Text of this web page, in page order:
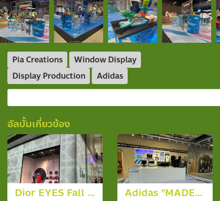
Pia Creations
Window Display
Display Production
Adidas
อัลบั้มเกี่ยวข้อง
Dior EYES Fall Esprit Dior 2016 Adidas "MADE FOR YOU @ Adidas BC Siam Paragon